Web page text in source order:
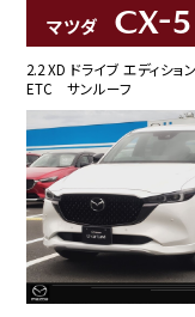
マツダ CX-5
2.2 XD ドライブ エディシ
ETC サンルーフ